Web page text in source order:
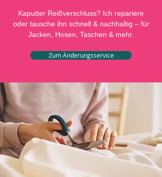
Kaputter Reißverschluss? Ich repariere
oder tausche ihn schnell & nachhaltig – für
Jacken, Hosen, Taschen & mehr.
Zum Änderungsservice